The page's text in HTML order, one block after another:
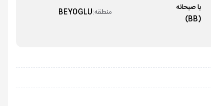
با صبحانه
(BB)
منطقه:BEYOGLU